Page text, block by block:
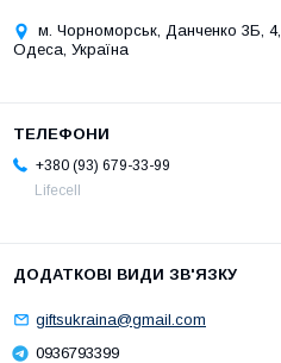
м. Чорноморськ, Данченко 3Б, 4,
Одеса, Україна
+380 (93) 679-33-99
Lifecell
giftsukraina@gmail.com
0936793399